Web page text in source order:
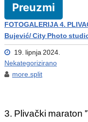
Preuzmi
FOTOGALERIJA 4.
Bujević/ City Photo
19. lipnja 2024.
Nekategorizirano
more.split
3. Plivački maraton